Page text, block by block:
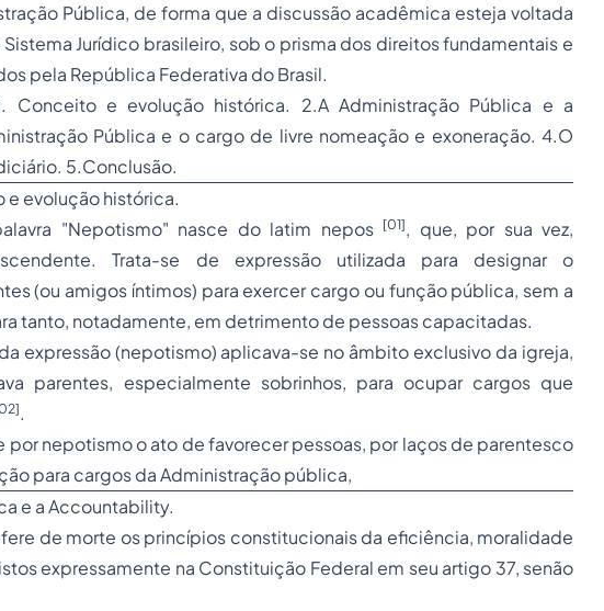
Pública, de forma que a discussão acadêmica esteja voltada
Jurídico brasileiro, sob o prisma dos direitos fundamentais e
pela República Federativa do Brasil.
Conceito e evolução histórica. 2.A Administração Pública e a
Pública e o cargo de livre nomeação e exoneração. 4.O
5.Conclusão.
e evolução histórica.
"Nepotismo" nasce do latim nepos [01], que, por sua vez,
Trata-se de expressão utilizada para designar o
(ou amigos íntimos) para exercer cargo ou função pública, sem a
tanto, notadamente, em detrimento de pessoas capacitadas.
expressão (nepotismo) aplicava-se no âmbito exclusivo da igreja,
parentes, especialmente sobrinhos, para ocupar cargos que
.
nepotismo o ato de favorecer pessoas, por laços de parentesco
para cargos da Administração pública,
e a Accountability.
de morte os princípios constitucionais da eficiência, moralidade
expressamente na Constituição Federal em seu artigo 37, senão